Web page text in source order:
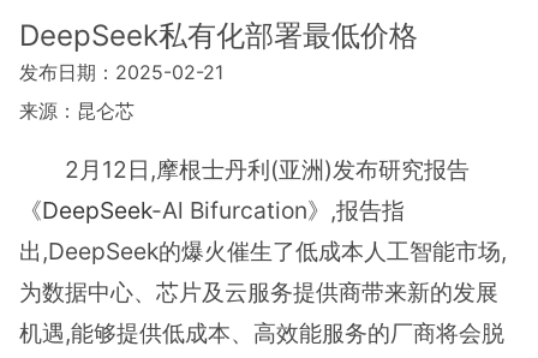
DeepSeek私有化部署最低价格
发布日期：2025-02-21
来源：昆仑芯
2月12日,摩根士丹利(亚洲)发布研究报告
《DeepSeek-Al Bifurcation》,报告指
出,DeepSeek的爆火催生了低成本人工智能市场,
为数据中心、芯片及云服务提供商带来新的发展
机遇,能够提供低成本、高效能服务的厂商将会脱